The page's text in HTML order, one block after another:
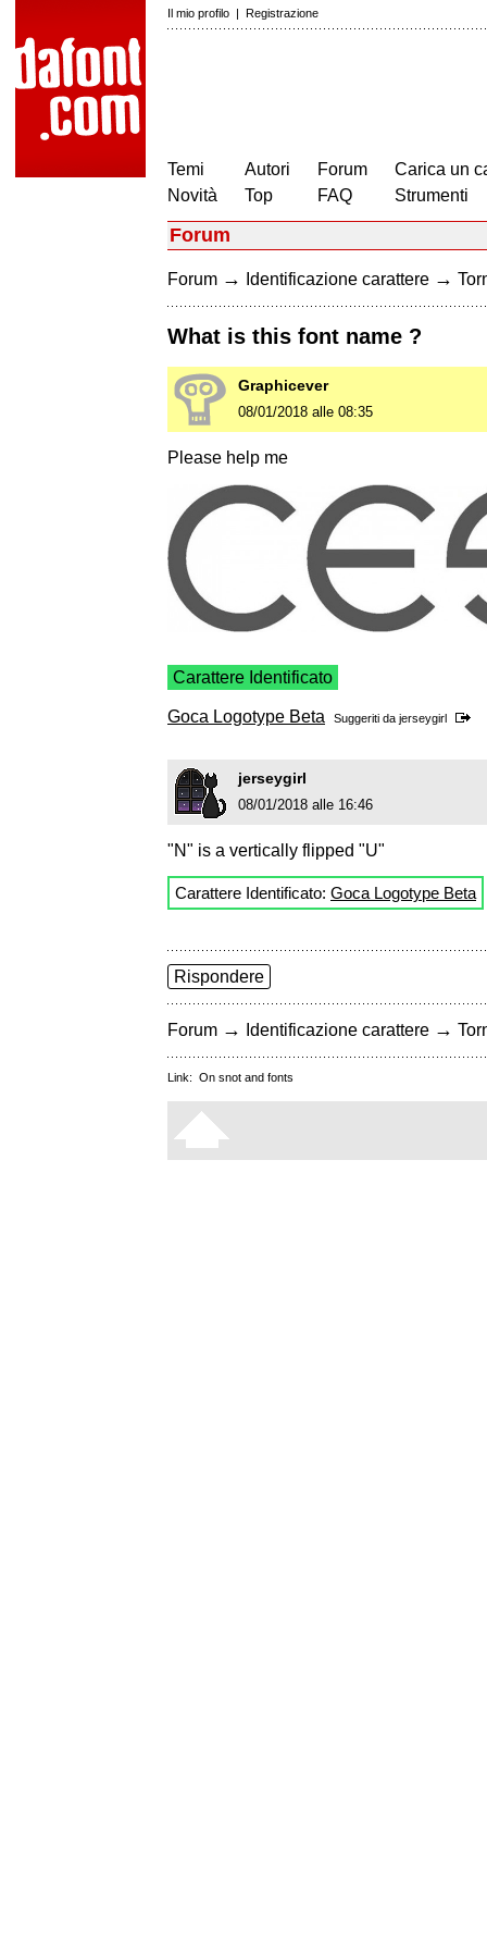
Il mio profilo | Registrazione
Temi
Novità
Autori
Top
Forum
FAQ
Carica un
Strumenti
Forum
Forum → Identificazione carattere →
What is this font name ?
Graphicever
08/01/2018 alle 08:35
Please help me
Carattere Identificato
Goca Logotype Beta Suggeriti da jerseygirl
jerseygirl
08/01/2018 alle 16:46
"N" is a vertically flipped "U"
Carattere Identificato: Goca Logotype Beta
Rispondere
Forum → Identificazione carattere →
Link: On snot and fonts